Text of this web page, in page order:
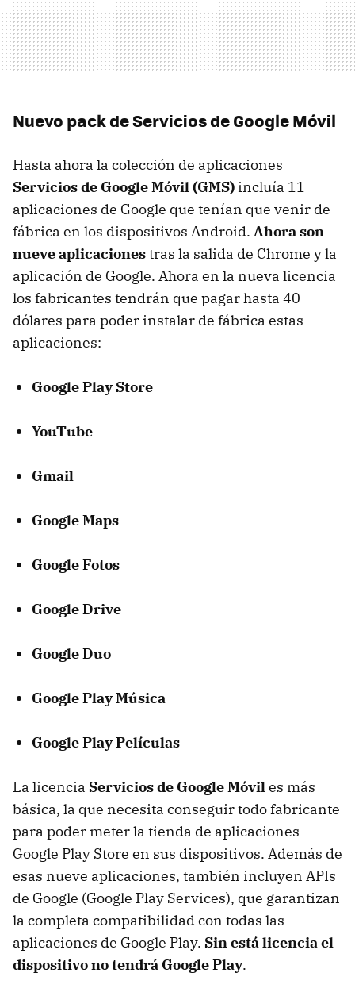
Nuevo pack de Servicios de Google Móvil
Hasta ahora la colección de aplicaciones
Servicios de Google Móvil (GMS) incluía 11
aplicaciones de Google que tenían que venir de
fábrica en los dispositivos Android. Ahora son
nueve aplicacionestras la salida de Chrome y la
aplicación de Google. Ahora en la nueva licencia
los fabricantes tendrán que pagar hasta 40
dólares para poder instalar de fábrica estas
aplicaciones:
Google Play Store
YouTube
Gmail
Google Maps
Google Fotos
Google Drive
Google Duo
Google Play Música
Google Play Películas
La licencia Servicios de Google Móviles más
básica, la que necesita conseguir todo fabricante
para poder meter la tienda de aplicaciones
Google Play Store en sus dispositivos. Además de
esas nueve aplicaciones, también incluyen APIs
de Google (Google Play Services), que garantizan
la completa compatibilidad con todas las
aplicaciones de Google Play. Sin está licencia el
dispositivo no tendrá Google Play.